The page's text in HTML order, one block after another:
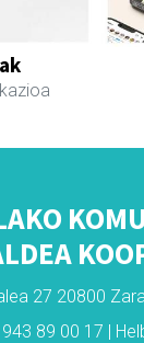
27 20800
89 00 17 |